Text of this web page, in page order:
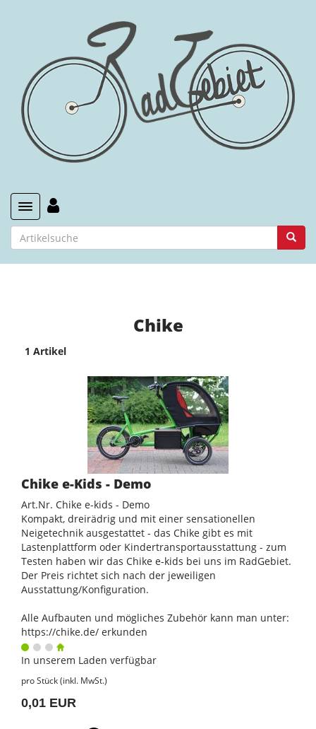
Toggle navigation
Chike
1 Artikel
Chike e-Kids - Demo
Art.Nr. Chike e-kids - Demo
Kompakt, dreirädrig und mit einer sensationellen
Neigetechnik ausgestattet - das Chike gibt es mit
Lastenplattform oder Kindertransportausstattung - zum
Testen haben wir das Chike e-kids bei uns im RadGebiet.
Der Preis richtet sich nach der jeweiligen
Ausstattung/Konfiguration.
Alle Aufbauten und mögliches Zubehör kann man unter:
https://chike.de/ erkunden
In unserem Laden verfügbar
pro Stück (inkl. MwSt.)
0,01 EUR